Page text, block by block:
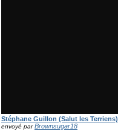
Stéphane Guillon (Salut les Terriens)
envoyé parBrownsugar18